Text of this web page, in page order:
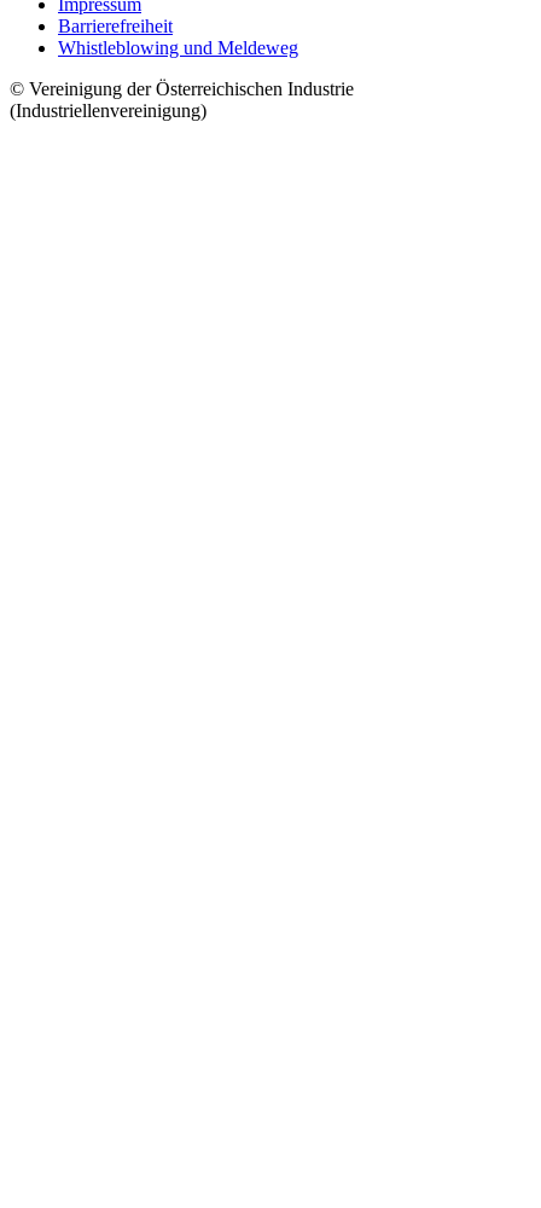
Impressum
Barrierefreiheit
Whistleblowing und Meldeweg
© Vereinigung der Österreichischen Industrie
(Industriellenvereinigung)